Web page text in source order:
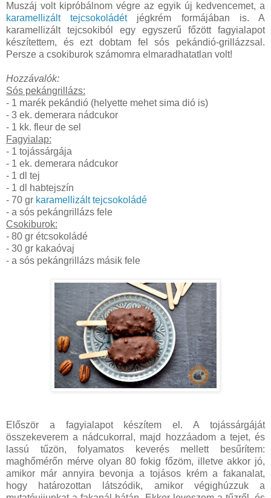
Muszáj volt kipróbálnom végre az egyik új kedvencemet, a
karamellizált tejcsokoládétjégkrém formájában is. A
karamellizált tejcsokiból egy egyszerű főzött fagyialapot
készítettem, és ezt dobtam fel sós pekándió-grillázzsal.
Persze a csokiburok számomra elmaradhatatlan volt!
Hozzávalók:
Sós pekángrillázs:
- 1 marék pekándió (helyette mehet sima dió is)
- 3 ek. demerara nádcukor
- 1 kk. fleur de sel
Fagyialap:
- 1 tojássárgája
- 1 ek. demerara nádcukor
- 1 dl tej
- 1 dl habtejszín
- 70 gr karamellizált tejcsokoládé
- a sós pekángrillázs fele
Csokiburok:
- 80 gr étcsokoládé
- 30 gr kakaóvaj
- a sós pekángrillázs másik fele
Először a fagyialapot készítem el. A tojássárgáját
összekeverem a nádcukorral, majd hozzáadom a tejet, és
lassú tűzön, folyamatos keverés mellett besűrítem:
maghőmérőn mérve olyan 80 fokig főzöm, illetve akkor jó,
amikor már annyira bevonja a tojásos krém a fakanalat,
hogy határozottan látszódik, amikor végighúzzuk a